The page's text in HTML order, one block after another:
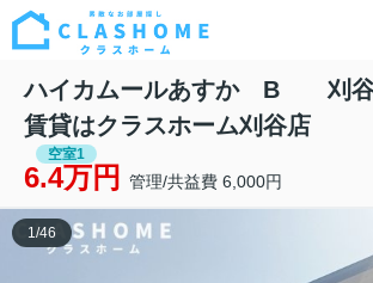
ハイカムールあすか B 刈谷
賃貸はクラスホーム刈谷店
空室1
6.4万円 管理/共益費 6,000円
1/46